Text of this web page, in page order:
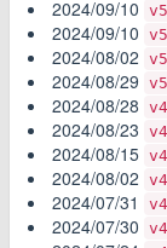
2024/09/10
2024/09/10
2024/08/02
2024/08/29
2024/08/28
2024/08/23
2024/08/15
2024/08/02
2024/07/31
2024/07/30